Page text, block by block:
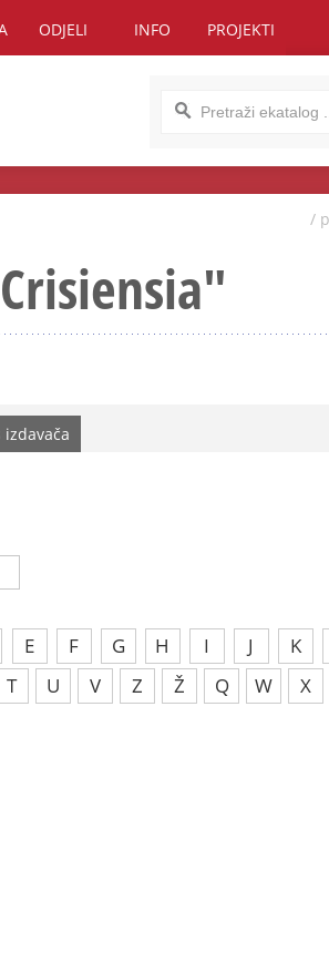
ODJELI INFO PROJEKTI
/
izdavača
E F G H I J K
T U V Z Ž Q W X